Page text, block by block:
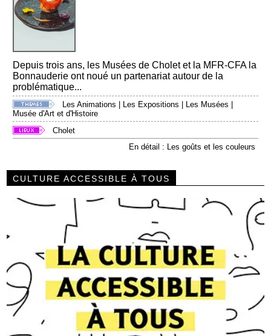
Depuis trois ans, les Musées de Cholet et la MFR-CFA la
Bonnauderie ont noué un partenariat autour de la
problématique...
Les Animations Les Expositions Les Musées
Musée d'Art et d'Histoire
Cholet
En détail : Les goûts et les couleurs
CULTURE ACCESSIBLE À TOUS